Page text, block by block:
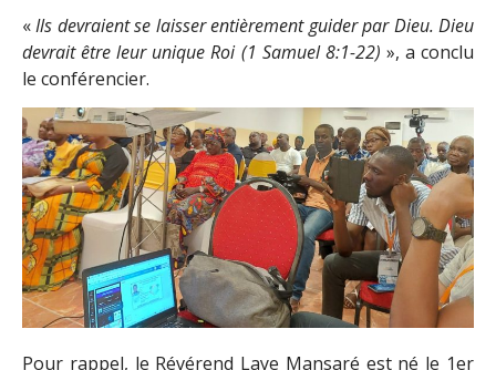
«Ils devraient se laisser entièrement guider par Dieu. Dieu
devrait être leur unique Roi (1 Samuel 8:1-22) », a conclu
le conférencier.
Pour rappel, le Révérend Laye Mansaré est né le 1er